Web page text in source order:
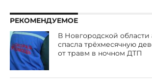
РЕКОМЕНДУЕМОЕ
В Новгородской области
спасла трёхмесячную
от травм в ночном ДТП